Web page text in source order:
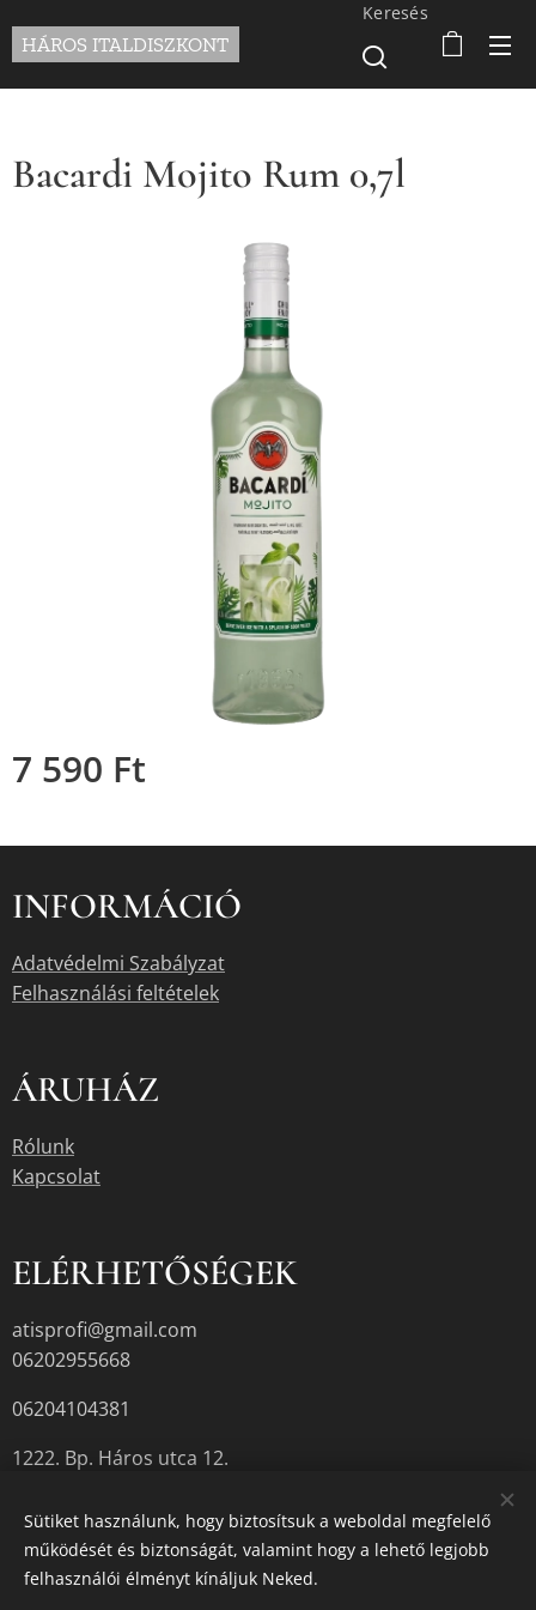
HÁROS ITALDISZKONT
Keresés
Bacardi Mojito Rum 0,7l
7 590 Ft
INFORMÁCIÓ
Adatvédelmi Szabályzat
Felhasználási feltételek
ÁRUHÁZ
Rólunk
Kapcsolat
ELÉRHETŐSÉGEK
atisprofi@gmail.com
06202955668
06204104381
1222. Bp. Háros utca 12.
A termékek aktuális készletéről érdeklődjön az üzletben, vagy a
megadott elérhetőségek egyikén.
Sütiket használunk, hogy biztosítsuk a weboldal megfelelő
működését és biztonságát, valamint hogy a lehető legjobb
felhasználói élményt kínáljuk Neked.